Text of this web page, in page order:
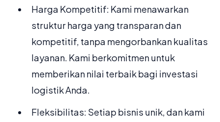
Harga Kompetitif: Kami menawarkan
struktur harga yang transparan dan
kompetitif, tanpa mengorbankan kualitas
layanan. Kami berkomitmen untuk
memberikan nilai terbaik bagi investasi
logistik Anda.
Fleksibilitas: Setiap bisnis unik, dan kami